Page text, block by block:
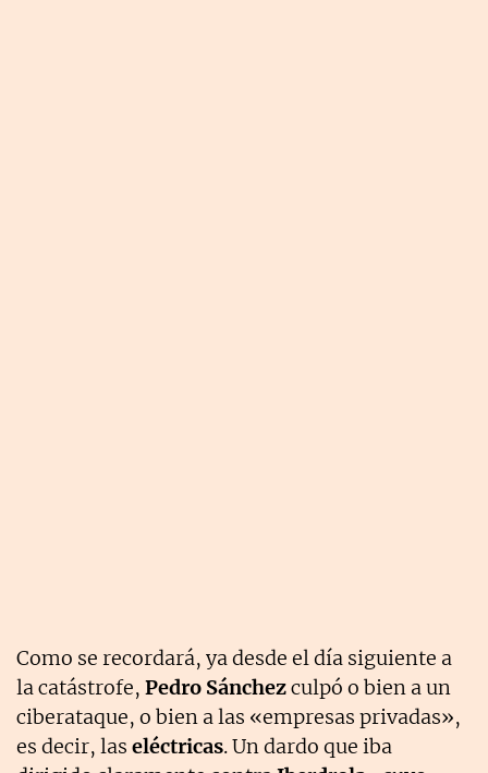
Como se recordará, ya desde el día siguiente a
la catástrofe, Pedro Sánchezculpó o bien a un
ciberataque, o bien a las «empresas privadas»,
es decir, las eléctricas. Un dardo que iba